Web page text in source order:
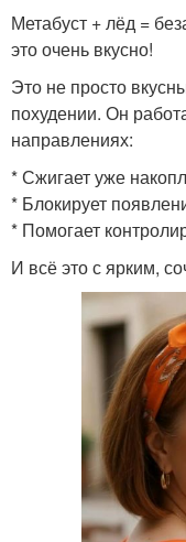
Метабуст + лёд =
это очень вкусно!
Это не просто
похудении. Он
направлениях:
* Сжигает уже
* Блокирует
* Помогает
И всё это с ярким,